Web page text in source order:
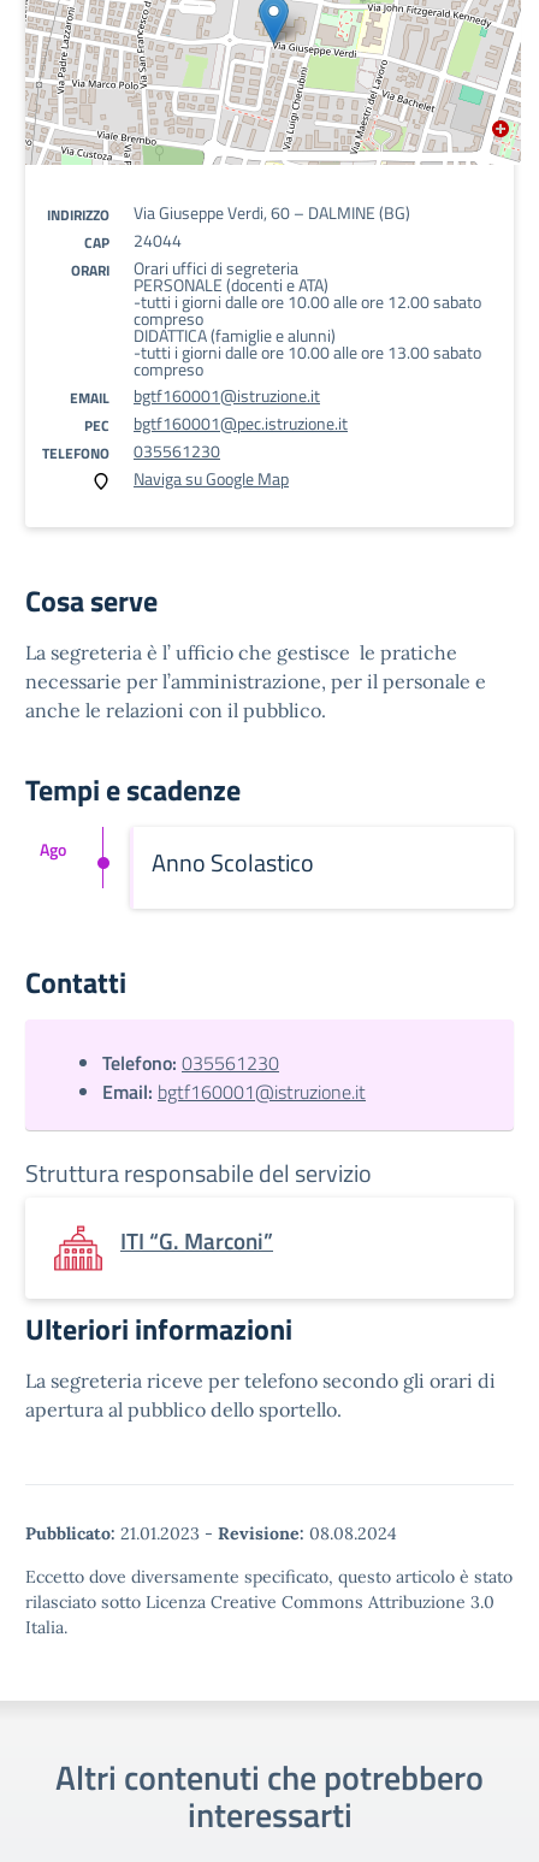
INDIRIZZO Via Giuseppe Verdi, 60 – DALMINE (BG)
CAP 24044
ORARI Orari uffici di segreteria
PERSONALE (docenti e ATA)
-tutti i giorni dalle ore 10.00 alle ore 12.00 sabato
compreso
DIDATTICA (famiglie e alunni)
-tutti i giorni dalle ore 10.00 alle ore 13.00 sabato
compreso
EMAIL bgtf160001@istruzione.it
PEC bgtf160001@pec.istruzione.it
TELEFONO
035561230
Naviga su Google Map
Cosa serve
La segreteria è l’ ufficio che gestisce le pratiche
necessarie per l’amministrazione, per il personale e
anche le relazioni con il pubblico.
Tempi e scadenze
Anno Scolastico
Ago
Contatti
Telefono: 035561230
Email: bgtf160001@istruzione.it
Struttura responsabile del servizio
ITI “G. Marconi”
Ulteriori informazioni
La segreteria riceve per telefono secondo gli orari di
apertura al pubblico dello sportello.
Pubblicato: 21.01.2023 - Revisione: 08.08.2024
Eccetto dove diversamente specificato, questo articolo è stato
rilasciato sotto Licenza Creative Commons Attribuzione 3.0
Italia.
Altri contenuti che potrebbero
interessarti